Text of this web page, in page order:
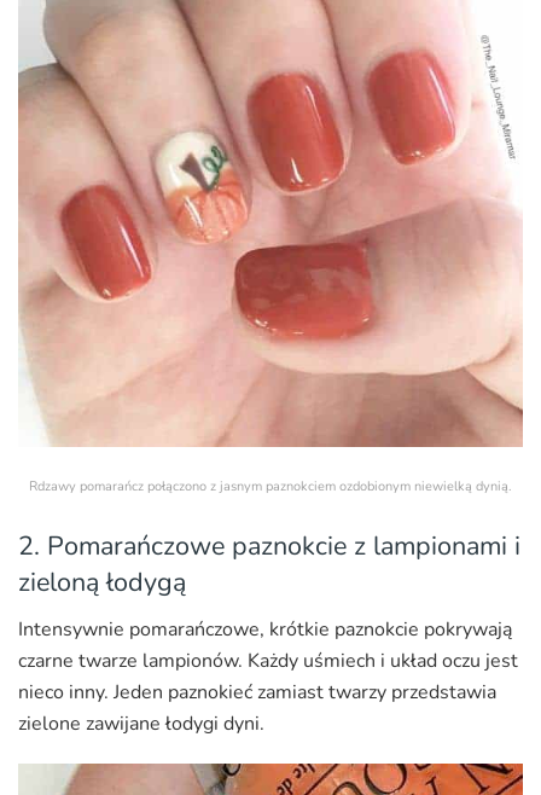
Rdzawy pomarańcz połączono z jasnym paznokciem ozdobionym niewielką dynią.
2. Pomarańczowe paznokcie z lampionami i
zieloną łodygą
Intensywnie pomarańczowe, krótkie paznokcie pokrywają
czarne twarze lampionów. Każdy uśmiech i układ oczu jest
nieco inny. Jeden paznokieć zamiast twarzy przedstawia
zielone zawijane łodygi dyni.